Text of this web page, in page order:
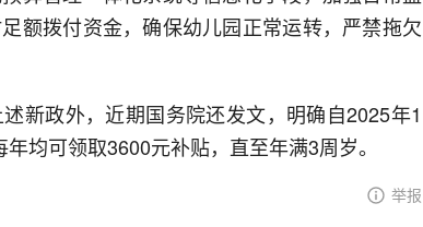
额拨付资金，确保幼儿园正常运转，严禁拖欠
新政外，近期国务院还发文，明确自2025年1
均可领取3600元补贴，直至年满3周岁。
举报